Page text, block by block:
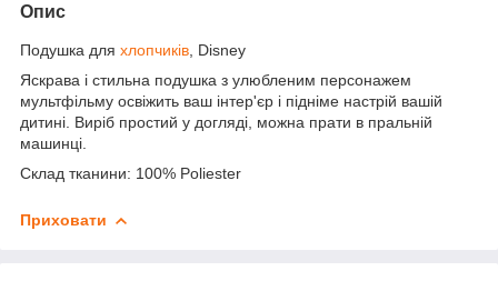
Опис
Подушка для хлопчиків , Disney
Яскрава і стильна подушка з улюбленим персонажем
мультфільму освіжить ваш інтер'єр і підніме настрій вашій
дитині. Виріб простий у догляді, можна прати в пральній
машинці.
Склад тканини: 100% Poliester
Приховати